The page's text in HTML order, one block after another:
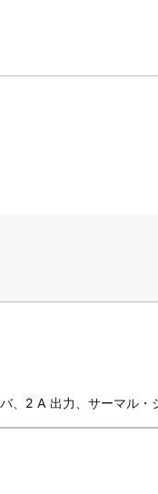
、2 A 出力、サーマル・